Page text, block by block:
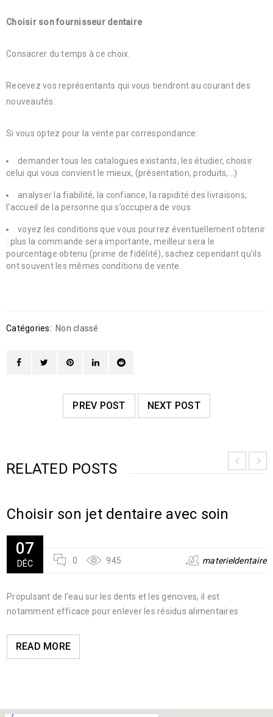
Choisir son fournisseur dentaire
Consacrer du temps à ce choix.
Recevez vos représentants qui vous tiendront au courant des
nouveautés.
Si vous optez pour la vente par correspondance:
demander tous les catalogues existants, les étudier, choisir
celui qui vous convient le mieux, (présentation, produits,…)
analyser la fiabilité, la confiance, la rapidité des livraisons,
l’accueil de la personne qui s’occupera de vous
voyez les conditions que vous pourrez éventuellement obtenir
: plus la commande sera importante, meilleur sera le
pourcentage obtenu (prime de fidélité), sachez cependant qu’ils
ont souvent les mêmes conditions de vente.
Catégories: Non classé
PREV POST NEXT POST
RELATED POSTS
Choisir son jet dentaire avec soin
07
DÉC 0 945 materieldentaire
Propulsant de l’eau sur les dents et les gencives, il est
notamment efficace pour enlever les résidus alimentaires
READ MORE